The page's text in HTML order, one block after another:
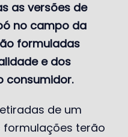
as versões de
no campo da
formuladas
e dos
consumidor.
de um
formulações terão